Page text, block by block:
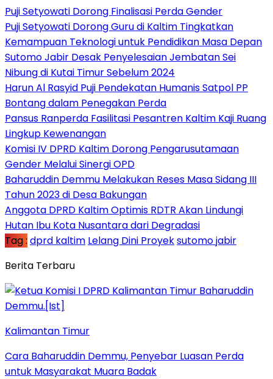
Puji Setyowati Dorong Finalisasi Perda Gender
Puji Setyowati Dorong Guru di Kaltim Tingkatkan
Kemampuan Teknologi untuk Pendidikan Masa Depan
Sutomo Jabir Desak Penyelesaian Jembatan Sei
Nibung di Kutai Timur Sebelum 2024
Harun Al Rasyid Puji Pendekatan Humanis Satpol PP
Bontang dalam Penegakan Perda
Pansus Ranperda Fasilitasi Pesantren Kaltim Kaji Ruang
Lingkup Kewenangan
Komisi IV DPRD Kaltim Dorong Pengarusutamaan
Gender Melalui Sinergi OPD
Baharuddin Demmu Melakukan Reses Masa Sidang III
Tahun 2023 di Desa Bakungan
Anggota DPRD Kaltim Optimis RDTR Akan Lindungi
Hutan Ibu Kota Nusantara dari Degradasi
Tag : dprd kaltim Lelang Dini Proyeksutomo jabir
Berita Terbaru
Kalimantan Timur
Cara Baharuddin Demmu, Penyebar Luasan Perda
untuk Masyarakat Muara Badak